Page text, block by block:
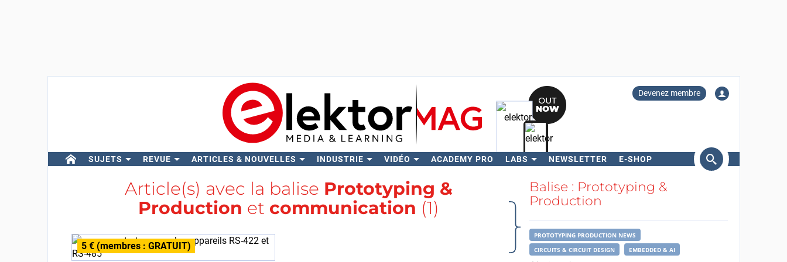
Devenez membre
SUJETS REVUE ARTICLES & NOUVELLES INDUSTRIE VIDÉO ACADEMY PRO LABS NEWSLETTER E-SHOP
Rechercher
Article(s) avec la balise Prototyping &
Production et communication (1)
5 € (membres : GRATUIT)
Balise : Prototyping &
Production
PROTOTYPING PRODUCTION NEWS
CIRCUITS & CIRCUIT DESIGN
EMBEDDED & AI